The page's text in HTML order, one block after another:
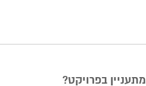
מתעניין בפרויקט?